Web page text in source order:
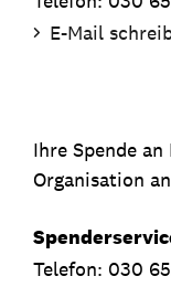
E-Mail
Ihre Spende
Organisation
Telefon: 030